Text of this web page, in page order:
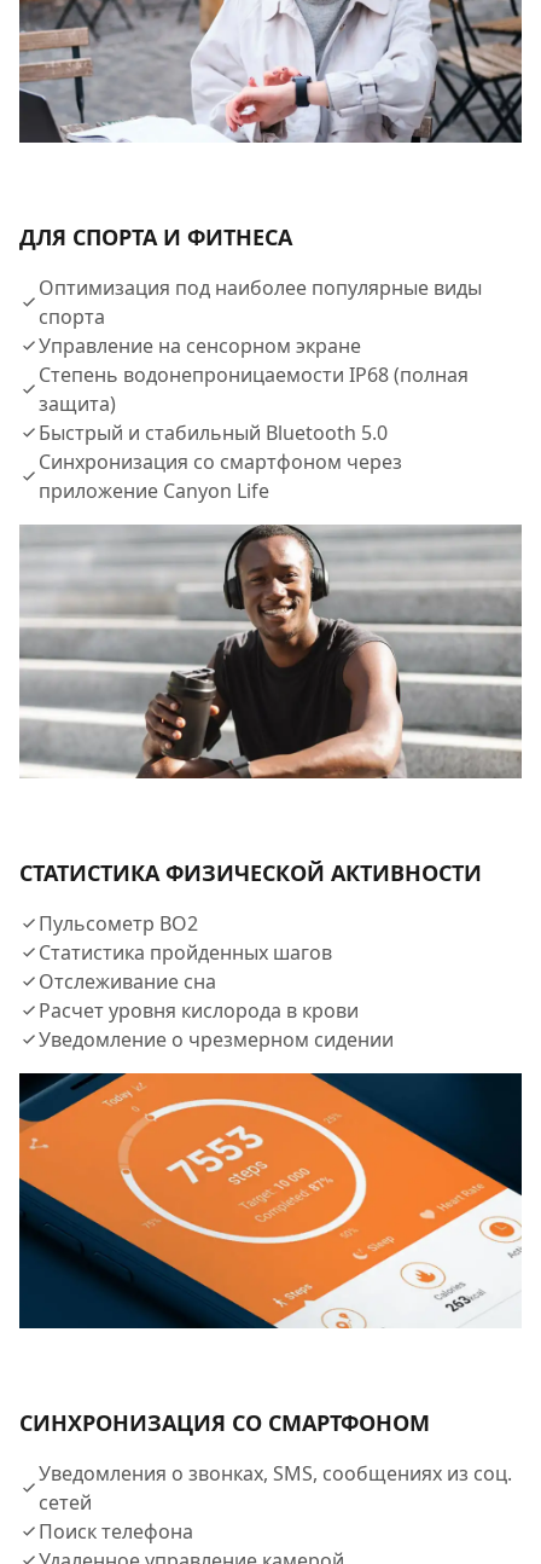
ДЛЯ СПОРТА И ФИТНЕСА
Оптимизация под наиболее популярные виды
спорта​
Управление на сенсорном экране​
Степень водонепроницаемости IP68 (полная
защита)​
Быстрый и стабильный Bluetooth 5.0​
Синхронизация со смартфоном через
приложение Canyon Life
СТАТИСТИКА ФИЗИЧЕСКОЙ АКТИВНОСТИ
Пульсометр BO2​
Статистика пройденных шагов​
Отслеживание сна​
Расчет уровня кислорода в крови​
Уведомление о чрезмерном сидении
СИНХРОНИЗАЦИЯ СО СМАРТФОНОМ
Уведомления о звонках, SMS, сообщениях из соц.
сетей​
Поиск телефона​